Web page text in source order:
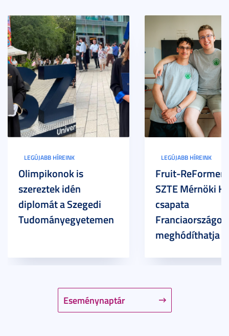
Eseménynaptár
LEGÚJABB HÍREINK
Olimpikonok is
szereztek idén
diplomát a Szegedi
Tudományegyetemen
LEGÚJABB HÍREINK
Fruit-
SZTE Mérnöki
csapata
Franciaországot
meghódíthatja